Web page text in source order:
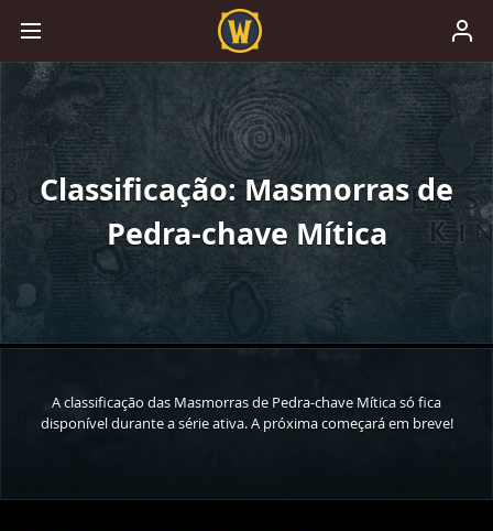
Classificação: Masmorras de
Pedra-chave Mítica
A classificação das Masmorras de Pedra-chave Mítica só fica
disponível durante a série ativa. A próxima começará em breve!